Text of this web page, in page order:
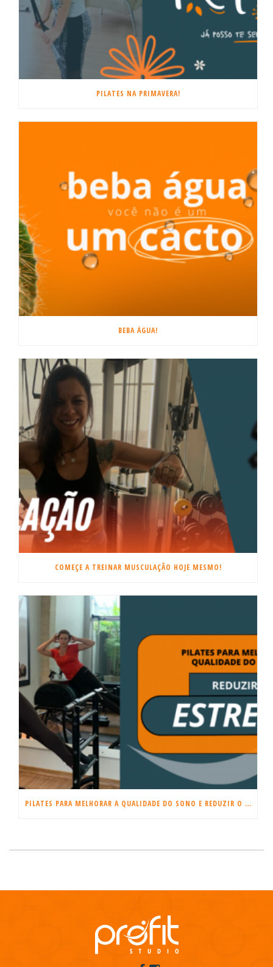
PILATES NA PRIMAVERA!
BEBA ÁGUA!
COMEÇE A TREINAR MUSCULAÇÃO HOJE MESMO!
PILATES PARA MELHORAR A QUALIDADE DO SONO E REDUZIR O ESTRESSE